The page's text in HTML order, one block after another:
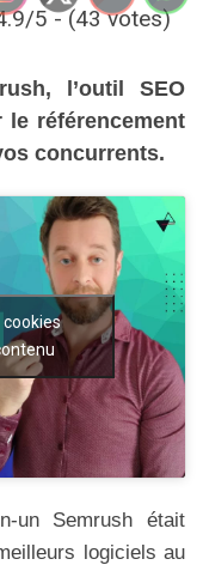
5 - (43 votes)
l’outil SEO
référencement
concurrents.
un Semrush était
logiciels au